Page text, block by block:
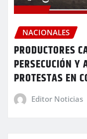
NACIONALES
PRODUCTORES
PERSECUCIÓN
PROTESTAS EN
Editor Noticias